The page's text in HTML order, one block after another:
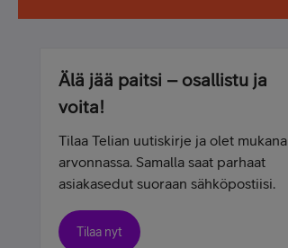
Älä jää paitsi – osallistu ja
voita!
Tilaa Telian uutiskirje ja olet mukana
arvonnassa. Samalla saat parhaat
asiakasedut suoraan sähköpostiisi.
Tilaa nyt